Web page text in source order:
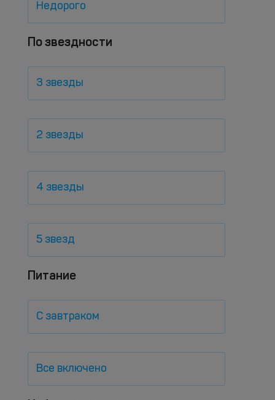
Недорого
По звездности
3 звезды
2 звезды
4 звезды
5 звезд
Питание
С завтраком
Все включено